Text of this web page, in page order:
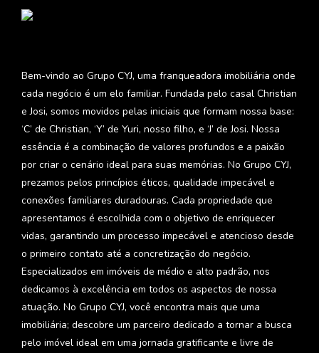
Bem-vindo ao Grupo CYJ, uma franqueadora imobiliária onde
cada negócio é um elo familiar. Fundada pelo casal Christian
e Josi, somos movidos pelas iniciais que formam nossa base:
‘C’ de Christian, ‘Y’ de Yuri, nosso filho, e ‘J’ de Josi. Nossa
essência é a combinação de valores profundos e a paixão
por criar o cenário ideal para suas memórias. No Grupo CYJ,
prezamos pelos princípios éticos, qualidade impecável e
conexões familiares duradouras. Cada propriedade que
apresentamos é escolhida com o objetivo de enriquecer
vidas, garantindo um processo impecável e atencioso desde
o primeiro contato até a concretização do negócio.
Especializados em imóveis de médio e alto padrão, nos
dedicamos à excelência em todos os aspectos de nossa
atuação. No Grupo CYJ, você encontra mais que uma
imobiliária; descobre um parceiro dedicado a tornar a busca
pelo imóvel ideal em uma jornada gratificante e livre de